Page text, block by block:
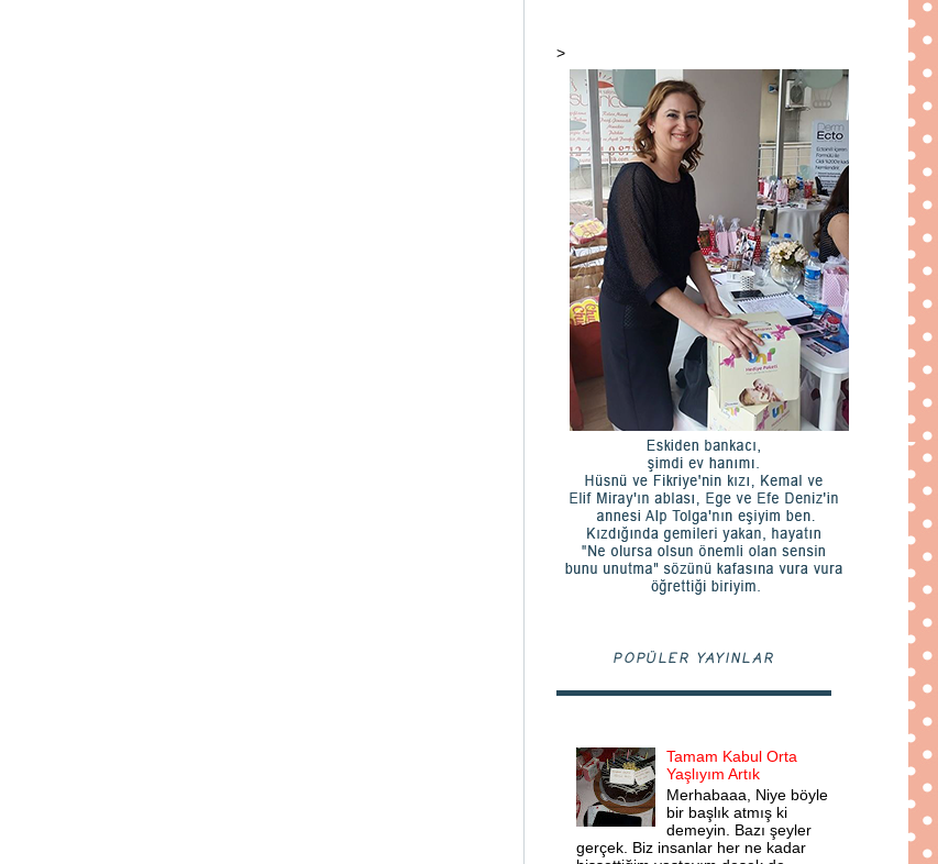
>
POPÜLER YAYINLAR
Tamam Kabul Orta
Yaşlıyım Artık
Merhabaaa, Niye böyle
bir başlık atmış ki
demeyin. Bazı şeyler
gerçek. Biz insanlar her ne kadar